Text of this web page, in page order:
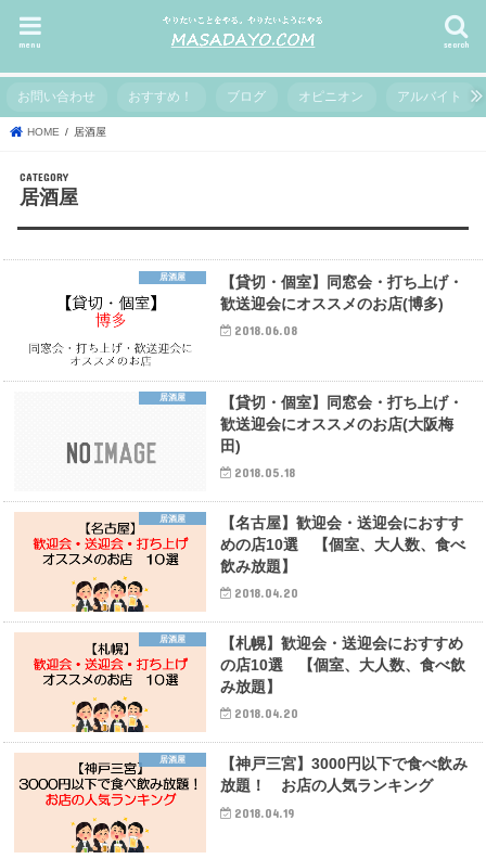
search
menu
お問い合わせ おすすめ！ ブログ オピニオン アルバイト
HOME 居酒屋
居酒屋
居酒屋
【貸切・個室】同窓会・打ち上げ・
歓送迎会にオススメのお店(博多)
2018.06.08
居酒屋
【貸切・個室】同窓会・打ち上げ・
歓送迎会にオススメのお店(大阪梅
田)
2018.05.18
居酒屋
【名古屋】歓迎会・送迎会におすす
めの店10選 【個室、大人数、食べ
飲み放題】
2018.04.20
居酒屋
【札幌】歓迎会・送迎会におすすめ
の店10選 【個室、大人数、食べ飲
み放題】
2018.04.20
居酒屋
【神戸三宮】3000円以下で食べ飲み
放題！ お店の人気ランキング
2018.04.19